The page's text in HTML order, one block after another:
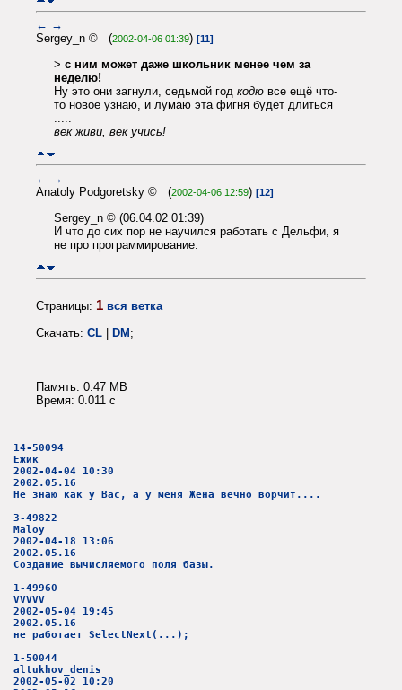
← →
Sergey_n © (2002-04-06 01:39) [11]
> с ним может даже школьник менее чем за
неделю!
Ну это они загнули, седьмой год кодю все ещё что-
то новое узнаю, и лумаю эта фигня будет длиться
век живи, век учись!
← →
Anatoly Podgoretsky © (2002-04-06 12:59) [12]
Sergey_n © (06.04.02 01:39)
И что до сих пор не научился работать с Дельфи, я
не про программирование.
Страницы: 1 вся ветка
Скачать: CL DM ;
Память: 0.47 MB
Время: 0.011 c
14-50094
Ежик
2002-04-04 10:30
2002.05.16
Не знаю как у Вас, а у меня Жена вечно ворчит....
3-49822
Maloy
2002-04-18 13:06
2002.05.16
Создание вычисляемого поля базы.
1-49960
VVVVV
2002-05-04 19:45
2002.05.16
не работает SelectNext(...);
1-50044
altukhov_denis
2002-05-02 10:20